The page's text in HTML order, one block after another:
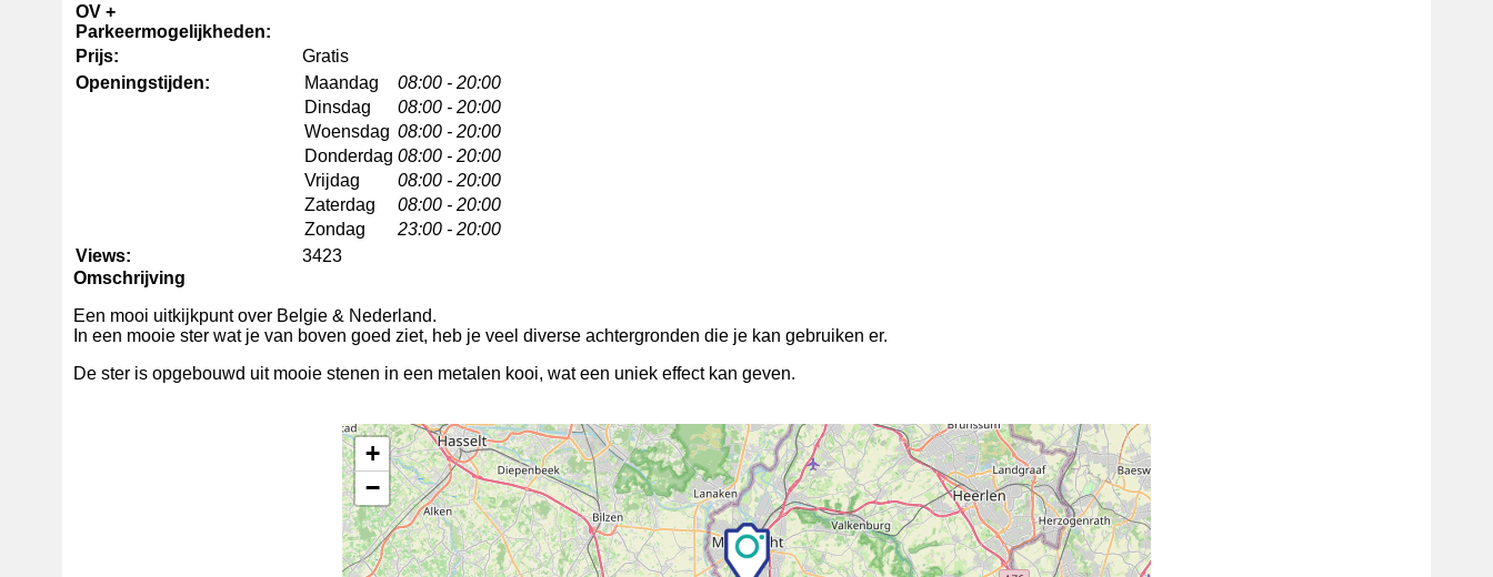
OV +
Parkeermogelijkheden:
Prijs:
Gratis
Openingstijden:
Maandag
08:00 - 20:00
Dinsdag
08:00 - 20:00
Woensdag 08:00 - 20:00
Donderdag 08:00 - 20:00
Vrijdag
08:00 - 20:00
Zaterdag
08:00 - 20:00
Zondag
23:00 - 20:00
Views:
3423
Omschrijving
Een mooi uitkijkpunt over Belgie & Nederland.
In een mooie ster wat je van boven goed ziet, heb je veel diverse achtergronden die je kan gebruiken er.
De ster is opgebouwd uit mooie stenen in een metalen kooi, wat een uniek effect kan geven.
+
−